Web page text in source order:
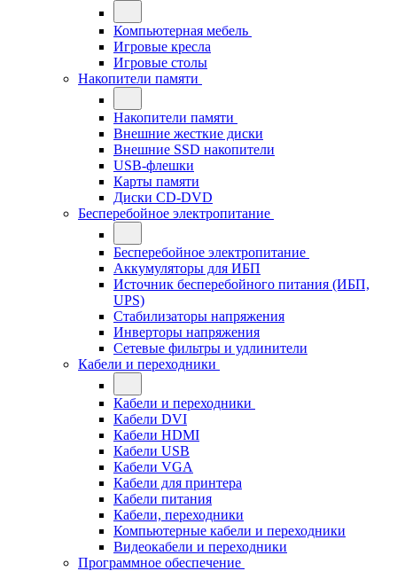
Компьютерная мебель
Игровые кресла
Игровые столы
Накопители памяти
Накопители памяти
Внешние жесткие диски
Внешние SSD накопители
USB-флешки
Карты памяти
Диски CD-DVD
Бесперебойное электропитание
Бесперебойное электропитание
Аккумуляторы для ИБП
Источник бесперебойного питания (ИБП,
UPS)
Стабилизаторы напряжения
Инверторы напряжения
Сетевые фильтры и удлинители
Кабели и переходники
Кабели и переходники
Кабели DVI
Кабели HDMI
Кабели USB
Кабели VGA
Кабели для принтера
Кабели питания
Кабели, переходники
Компьютерные кабели и переходники
Видеокабели и переходники
Программное обеспечение